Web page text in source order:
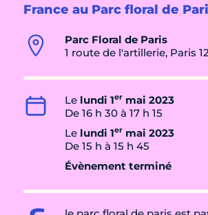
France au Parc floral de
Parc Floral de Paris
1 route de l'artillerie, Paris
Le lundi 1er mai 2023
De 16 h 30 à 17 h 15
Le lundi 1er mai 2023
De 15 h à 15 h 45
Évènement terminé